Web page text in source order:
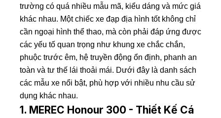
trường có quá nhiều mẫu mã, kiểu dáng và mức giá
khác nhau. Một chiếc xe đạp địa hình tốt không chỉ
cần ngoại hình thể thao, mà còn phải đáp ứng được
các yếu tố quan trọng như khung xe chắc chắn,
phuộc trước êm, hệ truyền động ổn định, phanh an
toàn và tư thế lái thoải mái. Dưới đây là danh sách
các mẫu xe nổi bật, phù hợp với nhiều nhu cầu sử
dụng khác nhau.
1. MEREC Honour 300 - Thiết Kế Cá